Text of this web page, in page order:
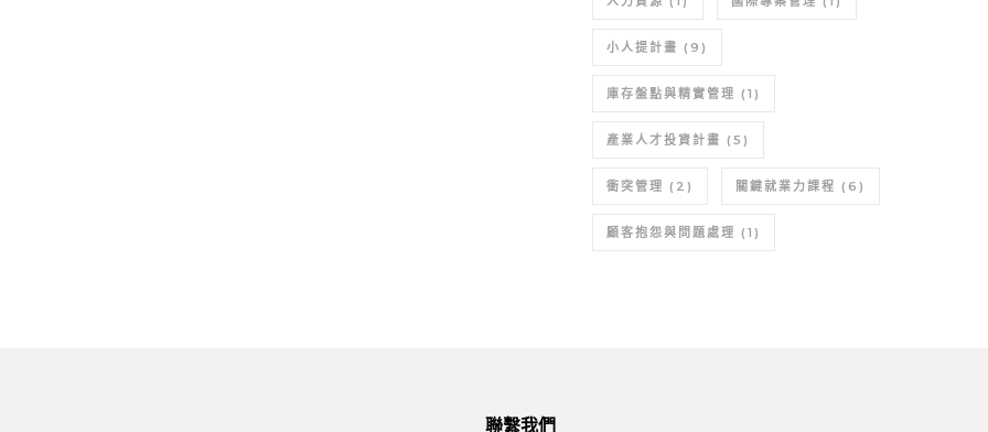
小人提計畫 (9)
庫存盤點與精實管理 (1)
產業人才投資計畫 (5)
衝突管理 (2) 關鍵就業力課程 (6)
顧客抱怨與問題處理 (1)
聯繫我們